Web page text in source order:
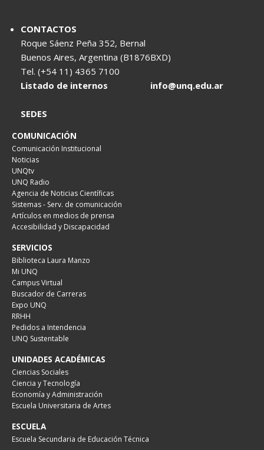
CONTACTOS
Roque Sáenz Peña 352, Bernal
Buenos Aires, Argentina (B1876BXD)
Tel. (+54 11) 4365 7100
Listado de internos
info@unq.edu.ar
SEDES
COMUNICACIÓN
Comunicación Institucional
Noticias
UNQtv
UNQ Radio
Agencia de Noticias Científicas
Sistemas - Serv. de comunicación
Artículos en medios de prensa
Accesibilidad y Discapacidad
SERVICIOS
Biblioteca Laura Manzo
Mi UNQ
Campus Virtual
Buscador de Carreras
Expo UNQ
RRHH
Pedidos a Intendencia
UNQ Sustentable
UNIDADES ACADÉMICAS
Ciencias Sociales
Ciencia y Tecnología
Economía y Administración
Escuela Universitaria de Artes
ESCUELA
Escuela Secundaria de Educación Técnica